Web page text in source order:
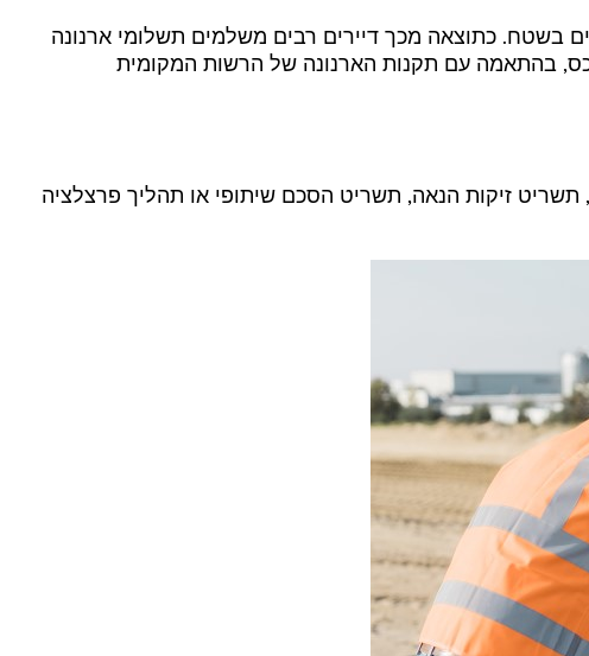
בשטח. כתוצאה מכך דיירים רבים משלמים תשלומי ארנונה
בהתאמה עם תקנות הארנונה של הרשות המקומית
זיקות הנאה, תשריט הסכם שיתופי או תהליך פרצלציה